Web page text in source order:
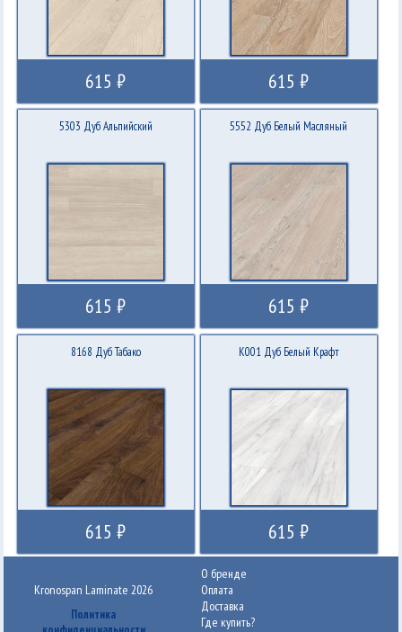
615 ₽ 615 ₽
5303 Дуб Альпийский
615 ₽
5552 Дуб Белый Масляный
615 ₽
8168 Дуб Табако
615 ₽
K001 Дуб Белый Крафт
615 ₽
Kronospan Laminate 2026
Политика
О бренде
Оплата
Доставка
Где купить?